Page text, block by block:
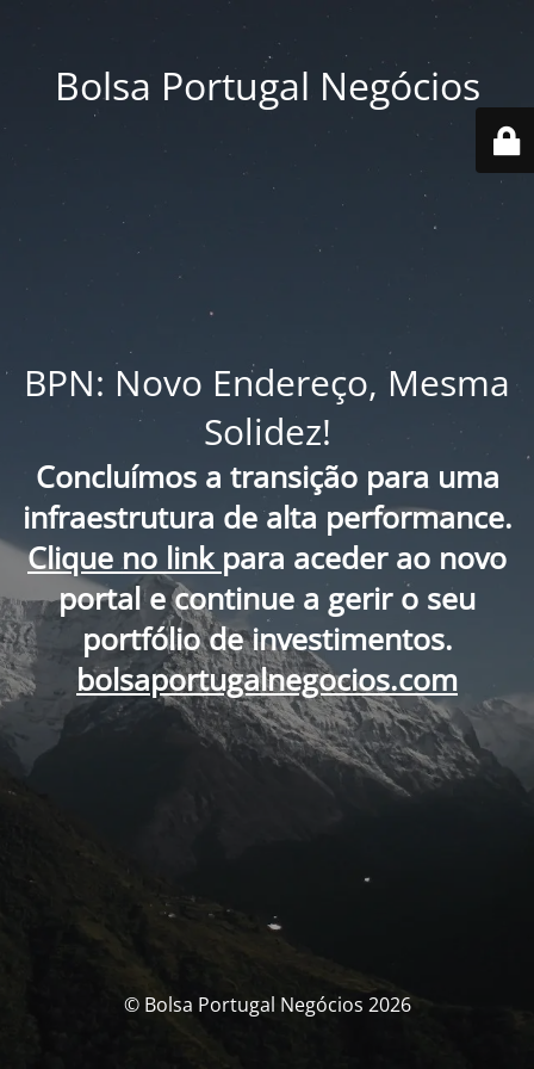
Bolsa Portugal Negócios
BPN: Novo Endereço, Mesma
Solidez!
Concluímos a transição para uma
infraestrutura de alta performance.
Clique no link para aceder ao novo
portal e continue a gerir o seu
portfólio de investimentos.
bolsaportugalnegocios.com
© Bolsa Portugal Negócios 2026